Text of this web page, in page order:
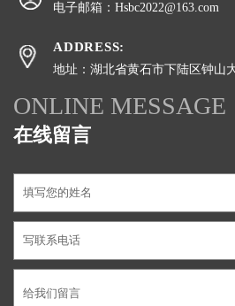
电子邮箱：Hsbc2022@163.com
ADDRESS:
地址：湖北省黄石市下陆区钟山
ONLINE MESSAGE
在线留言